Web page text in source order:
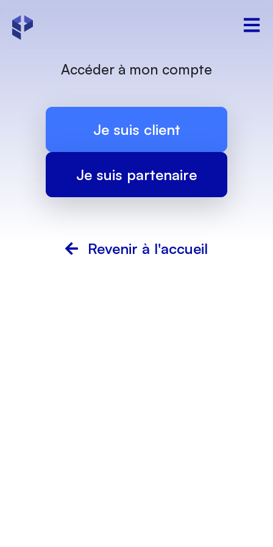
Accéder à mon compte
Je suis client
Je suis partenaire
Revenir à l'accueil